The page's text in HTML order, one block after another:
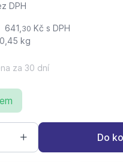
DPH
641, 30 Kč s DPH
0,45 kg
za 30 dní
Do